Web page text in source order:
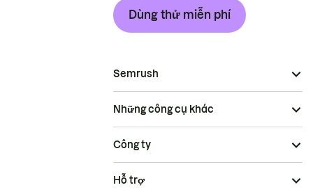
Dùng thử miễn phí
Semrush
Những công cụ khác
Công ty
Hỗ trợ